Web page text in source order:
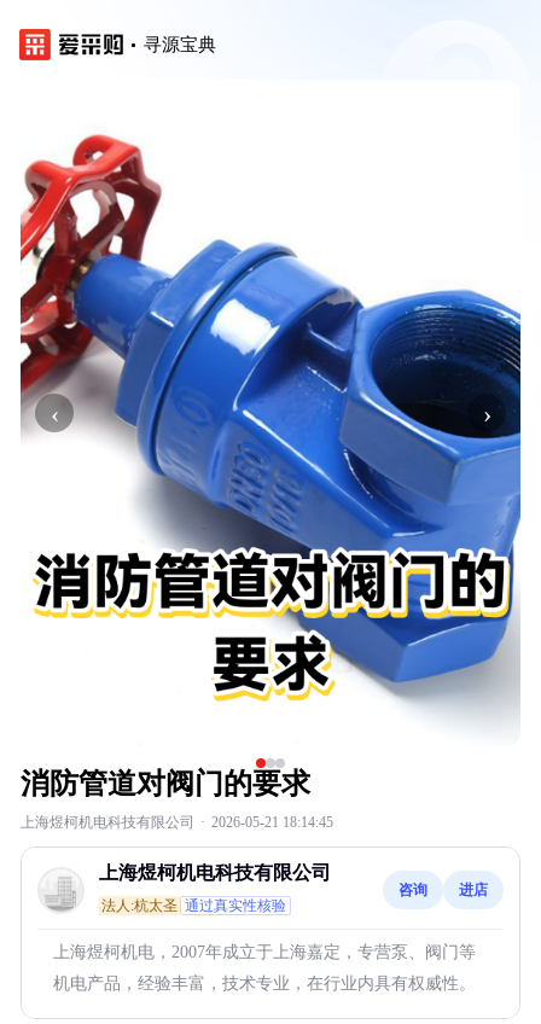
寻源宝典
‹ ›
消防管道对阀门的要求
上海煜柯机电科技有限公司 · 2026-05-21 18:14:45
上海煜柯机电科技有限公司
法人:杭太圣 通过真实性核验
咨询 进店
上海煜柯机电，2007年成立于上海嘉定，专营泵、阀门等
机电产品，经验丰富，技术专业，在行业内具有权威性。